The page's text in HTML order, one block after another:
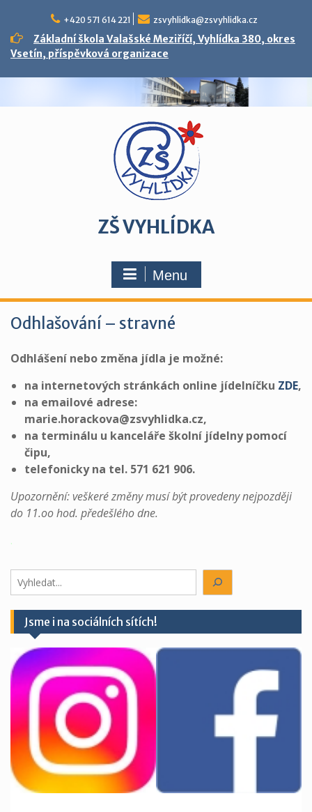
content
+420 571 614 221 zsvyhlidka@zsvyhlidka.cz
Základní škola Valašské Meziříčí, Vyhlídka 380, okres
Vsetín, příspěvková organizace
ZŠ VYHLÍDKA
Menu
Odhlašování – stravné
Odhlášení nebo změna jídla je možné:
na internetových stránkách online jídelníčku ZDE,
na emailové adrese:
marie.horackova@zsvyhlidka.cz,
na terminálu u kanceláře školní jídelny pomocí
čipu,
telefonicky na tel. 571 621 906.
Upozornění: veškeré změny musí být provedeny nejpozději
do 11.oo hod. předešlého dne.
.
Hledáte
něco?
Jsme i na sociálních sítích!